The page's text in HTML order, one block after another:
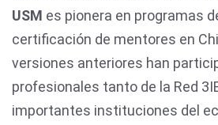
USM es pionera en programas
certificación de mentores en
versiones anteriores han
profesionales tanto de la Red
importantes instituciones del